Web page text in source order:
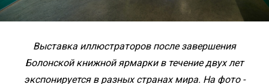
Выставка иллюстраторов после завершения
Болонской книжной ярмарки в течение двух лет
экспонируется в разных странах мира. На фото -